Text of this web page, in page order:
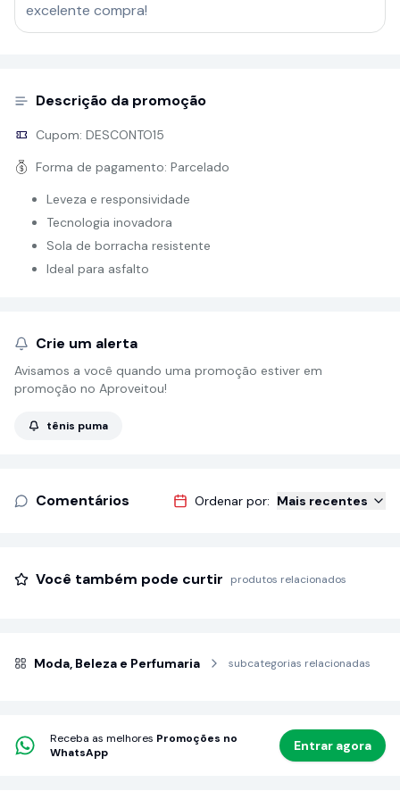
excelente compra!
Descrição da promoção
Cupom: DESCONTO15
Forma de pagamento: Parcelado
Leveza e responsividade
Tecnologia inovadora
Sola de borracha resistente
Ideal para asfalto
Crie um alerta
Avisamos a você quando uma promoção estiver em
promoção no Aproveitou!
tênis puma
Comentários Ordenar por: Mais recentes
Você também pode curtir produtos relacionados
Moda, Beleza e Perfumaria subcategorias relacionadas
Receba as melhores Promoções no
WhatsApp
Entrar agora